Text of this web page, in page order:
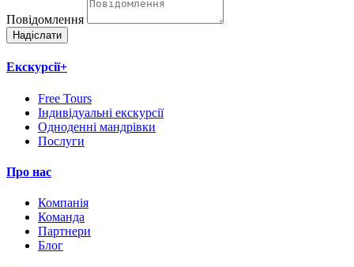
Повідомлення
Надіслати
Екскурсії+
Free Tours
Індивідуальні екскурсії
Одноденні мандрівки
Послуги
Про нас
Компанія
Команда
Партнери
Блог